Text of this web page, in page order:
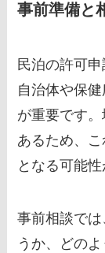
事前準備と
民泊の許可
自治体や保
が重要です
あるため、
となる可能性
事前相談で
うか、どの